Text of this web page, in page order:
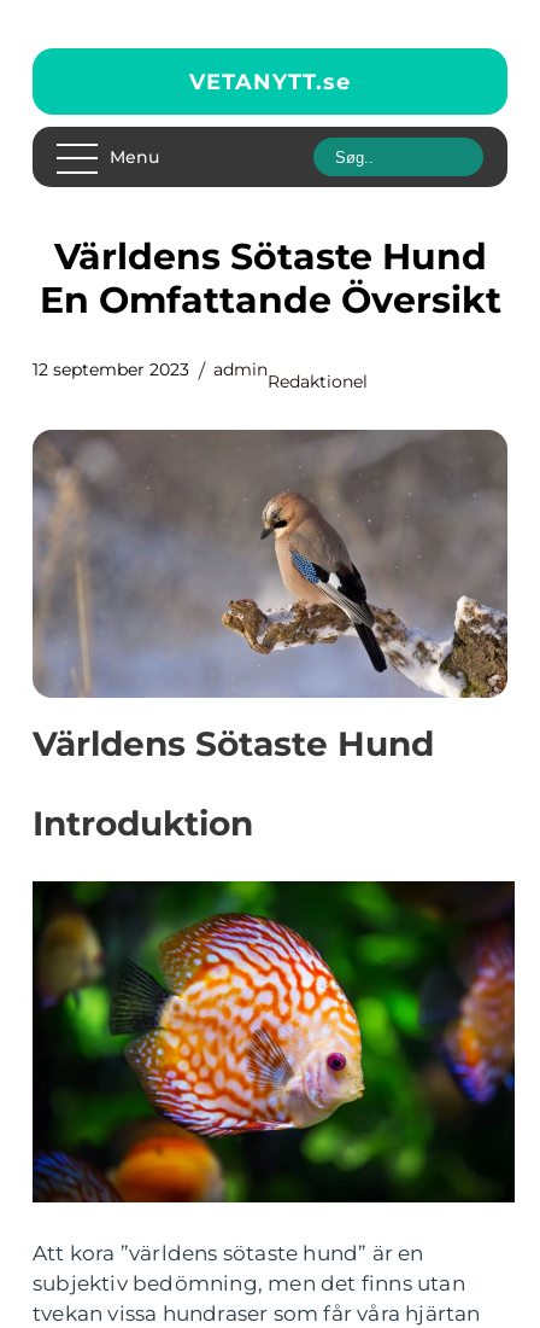
VETANYTT.se
Menu
Världens Sötaste Hund
En Omfattande Översikt
12 september 2023 admin
Redaktionel
Världens Sötaste Hund
Introduktion
Att kora ”världens sötaste hund” är en
subjektiv bedömning, men det finns utan
tvekan vissa hundraser som får våra hjärtan